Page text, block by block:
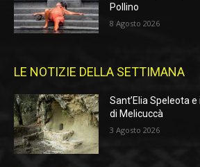
Pollino
8 Agosto 2026
LE NOTIZIE DELLA SETTIMANA
Sant’Elia Speleota
di Melicuccà
3 Agosto 2026